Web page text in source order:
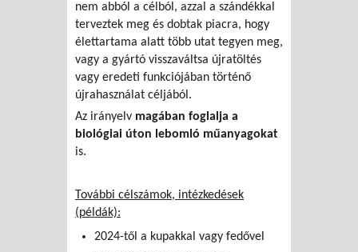
nem abból a célból, azzal a szándékkal
terveztek meg és dobtak piacra, hogy
élettartama alatt több utat tegyen meg,
vagy a gyártó visszaváltsa újratöltés
vagy eredeti funkciójában történő
újrahasználat céljából.
Az irányelv magában foglalja a
biológiai úton lebomló műanyagokat
is.
További célszámok, intézkedések
(példák):
2024-től a kupakkal vagy fedővel